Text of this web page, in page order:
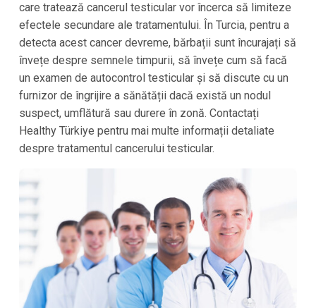
care tratează cancerul testicular vor încerca să limiteze
efectele secundare ale tratamentului. În Turcia, pentru a
detecta acest cancer devreme, bărbații sunt încurajați să
învețe despre semnele timpurii, să învețe cum să facă
un examen de autocontrol testicular și să discute cu un
furnizor de îngrijire a sănătății dacă există un nodul
suspect, umflătură sau durere în zonă. Contactați
Healthy Türkiye pentru mai multe informații detaliate
despre tratamentul cancerului testicular.